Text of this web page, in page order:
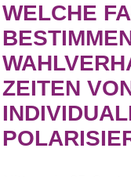
WELCHE
ZEITEN